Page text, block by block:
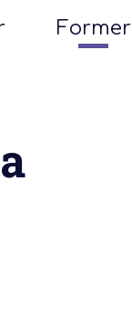
Former